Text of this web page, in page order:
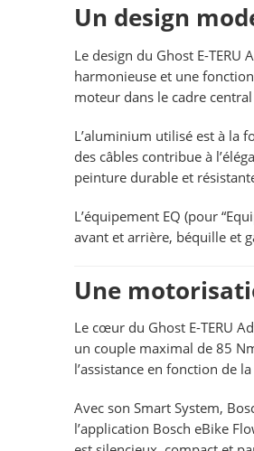
Un design
Le design du Ghost E-
harmonieuse et une
moteur dans le cadre
L’aluminium utilisé est à la
des câbles contribue à
peinture durable et
L’équipement EQ (pour
avant et arrière, béquille et
Une
Le cœur du Ghost E-TERU
un couple maximal de 85
l’assistance en fonction de
Avec son Smart System,
l’application Bosch eBike